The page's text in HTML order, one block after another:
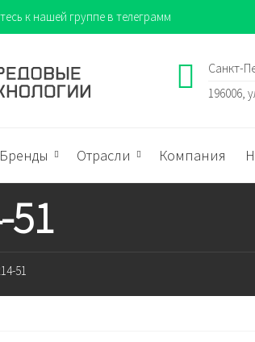
к нашей группе в телеграмм
Санкт-
196006,
Бренды Отрасли Компания
51
51